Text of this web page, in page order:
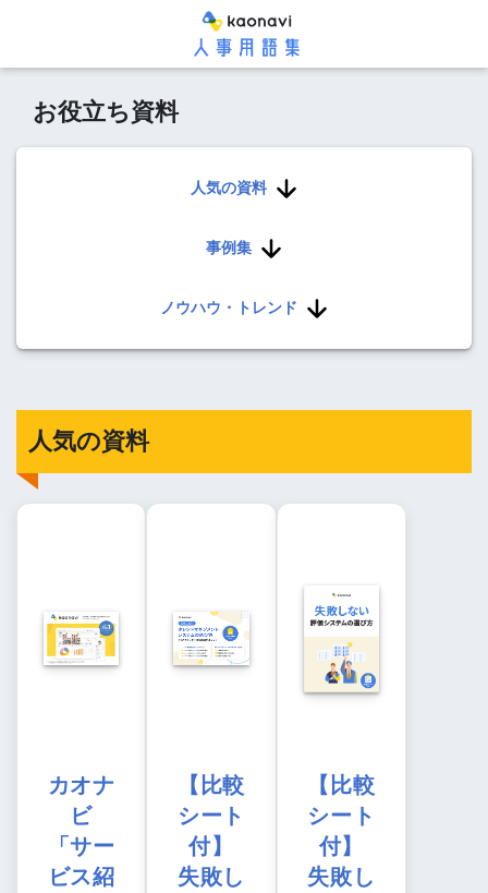
お役立ち資料
人気の資料
事例集
ノウハウ・トレンド
人気の資料
カオナ
ビ
「サー
ビス紹
【比較
シート
付】
失敗し
【比較
シート
付】
失敗し